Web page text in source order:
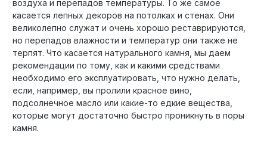
воздуха и перепадов температуры. То же самое
касается лепных декоров на потолках и стенах. Они
великолепно служат и очень хорошо реставрируются,
но перепадов влажности и температур они также не
терпят. Что касается натурального камня, мы даем
рекомендации по тому, как и какими средствами
необходимо его эксплуатировать, что нужно делать,
если, например, вы пролили красное вино,
подсолнечное масло или какие-то едкие вещества,
которые могут достаточно быстро проникнуть в поры
камня.